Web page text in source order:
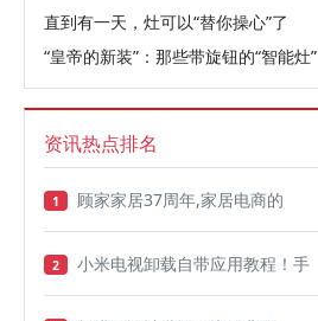
直到有一天，灶可以“替你操心”了
“皇帝的新装”：那些带旋钮的“智能灶”
资讯热点排名
1 顾家家居37周年,家居电商的
2 小米电视卸载自带应用教程！手